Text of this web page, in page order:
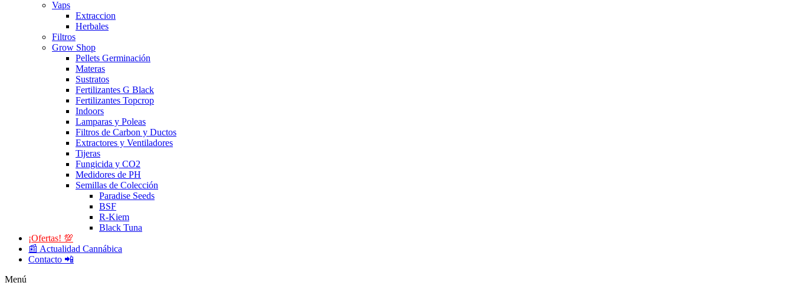
Vaps
Extraccion
Herbales
Filtros
Grow Shop
Pellets Germinación
Materas
Sustratos
Fertilizantes G Black
Fertilizantes Topcrop
Indoors
Lamparas y Poleas
Filtros de Carbon y Ductos
Extractores y Ventiladores
Tijeras
Fungicida y CO2
Medidores de PH
Semillas de Colección
Paradise Seeds
BSF
R-Kiem
Black Tuna
¡Ofertas! 💯
📰 Actualidad Cannábica
Contacto 📲
Menú